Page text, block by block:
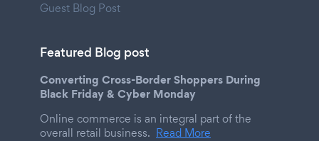
Guest Blog Post
Featured Blog post
Converting Cross-Border Shoppers During
Black Friday & Cyber Monday
Online commerce is an integral part of the
overall retail business. Read More